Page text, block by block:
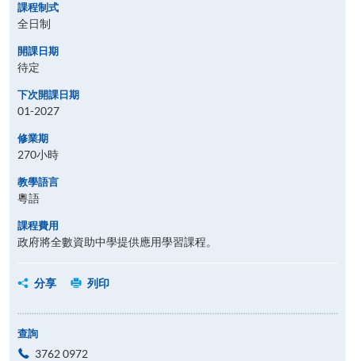
課程制式
全日制
開課日期
待定
下次開課日期
01-2027
修業期
270小時
教學語言
粵語
課程費用
政府將全數資助中學提供應用學習課程。
分享 列印
查詢
3762 0972